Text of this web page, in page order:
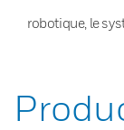
robotique, le